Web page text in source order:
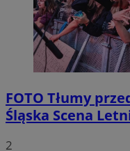
FOTO Tłumy
Śląska Scena
2